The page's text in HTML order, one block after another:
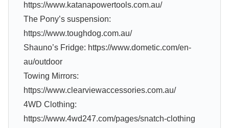
https://www.katanapowertools.com.au/
The Pony’s suspension:
https://www.toughdog.com.au/
Shauno’s Fridge: https://www.dometic.com/en-
au/outdoor
Towing Mirrors:
https://www.clearviewaccessories.com.au/
4WD Clothing:
https://www.4wd247.com/pages/snatch-clothing